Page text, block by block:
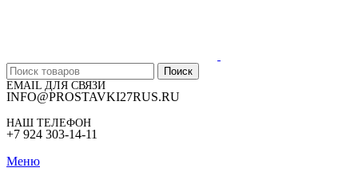
Поиск
EMAIL ДЛЯ СВЯЗИ
INFO@PROSTAVKI27RUS.RU
НАШ ТЕЛЕФОН
+7 924 303-14-11
Меню